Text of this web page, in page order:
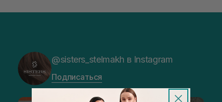
@sisters_stelmakh в Instagram
Подписаться